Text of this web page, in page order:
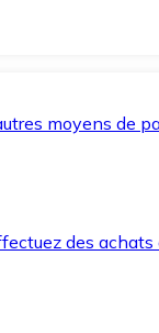
moyens de
des